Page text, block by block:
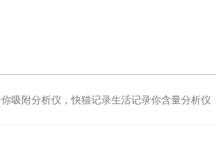
吸附分析仪，快猫记录生活记录你含量分析仪